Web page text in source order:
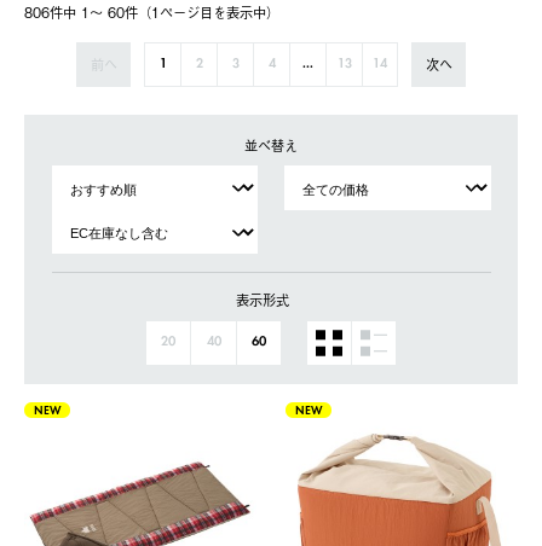
806件中 1〜 60件（1ページ⽬を表⽰中）
前へ 1 2 3 4 ... 13 14 次へ
並べ替え
表示形式
20 40 60
NEW NEW